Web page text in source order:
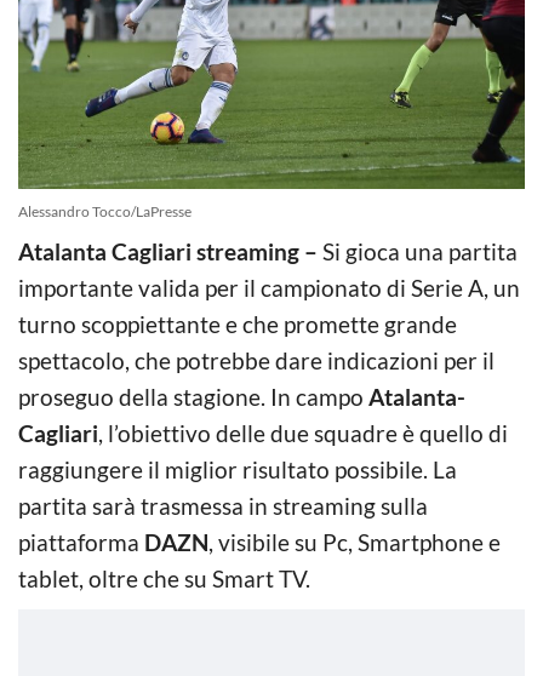
Alessandro Tocco/LaPresse
Atalanta Cagliari streaming – Si gioca una partita
importante valida per il campionato di Serie A, un
turno scoppiettante e che promette grande
spettacolo, che potrebbe dare indicazioni per il
proseguo della stagione. In campo Atalanta-
Cagliari, l’obiettivo delle due squadre è quello di
raggiungere il miglior risultato possibile. La
partita sarà trasmessa in streaming sulla
piattaforma DAZN, visibile su Pc, Smartphone e
tablet, oltre che su Smart TV.